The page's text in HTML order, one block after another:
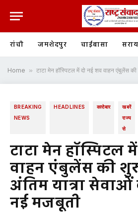
रांची जमशेदपुर चाईबासा
Home » टाटा मेन हॉस्पिटल में दो नई शव वाहन एंबुलेंस की शुरुआत,
BREAKING
NEWS
HEADLINES कारोबार
खबरें
राज्य
से
टाटा मेन हॉस्पिटल
वाहन एंबुलेंस की
अंतिम यात्रा सेवाओं
नई मजबूती